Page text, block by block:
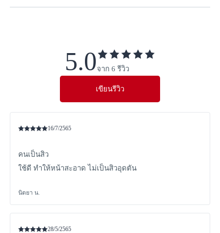
5.0จาก 6 รีวิว
เขียนรีวิว
16/7/2565
คนเป็นสิว
ใช้ดี ทำให้หน้าสะอาด ไม่เป็นสิวอุดตัน
นิตยา น.
28/5/2565